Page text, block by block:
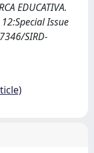
EDUCATIVA.
12:Special Issue
SIRD-